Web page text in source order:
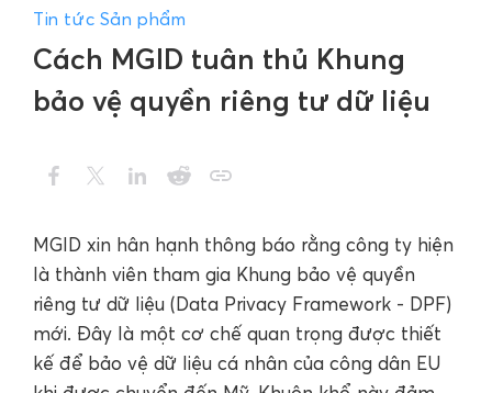
Cách MGID tuân thủ Khung
bảo vệ quyền riêng tư dữ liệu
Tin tức Sản phẩm
MGID xin hân hạnh thông báo rằng công ty hiện
là thành viên tham gia Khung bảo vệ quyền
riêng tư dữ liệu (Data Privacy Framework - DPF)
mới. Đây là một cơ chế quan trọng được thiết
kế để bảo vệ dữ liệu cá nhân của công dân EU